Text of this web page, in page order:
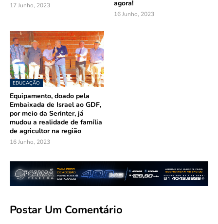
17 Junho, 2023
agora!
16 Junho, 2023
EDUCAÇÃO
Equipamento, doado pela
Embaixada de Israel ao GDF,
por meio da Serinter, já
mudou a realidade de família
de agricultor na região
16 Junho, 2023
Postar Um Comentário